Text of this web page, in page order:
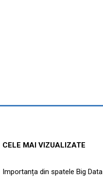
CELE MAI VIZUALIZATE
Importanța din spatele Big Data